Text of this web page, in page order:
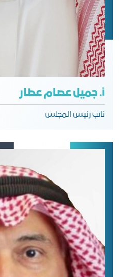
أ. جميل عصام عطار
نائب رئيس المجلس